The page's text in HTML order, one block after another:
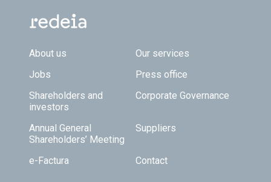
Footer TOP
About us
Our services
Jobs
Press office
Shareholders and
investors
Corporate Governance
Annual General
Shareholders’ Meeting
Suppliers
e-Factura Contact